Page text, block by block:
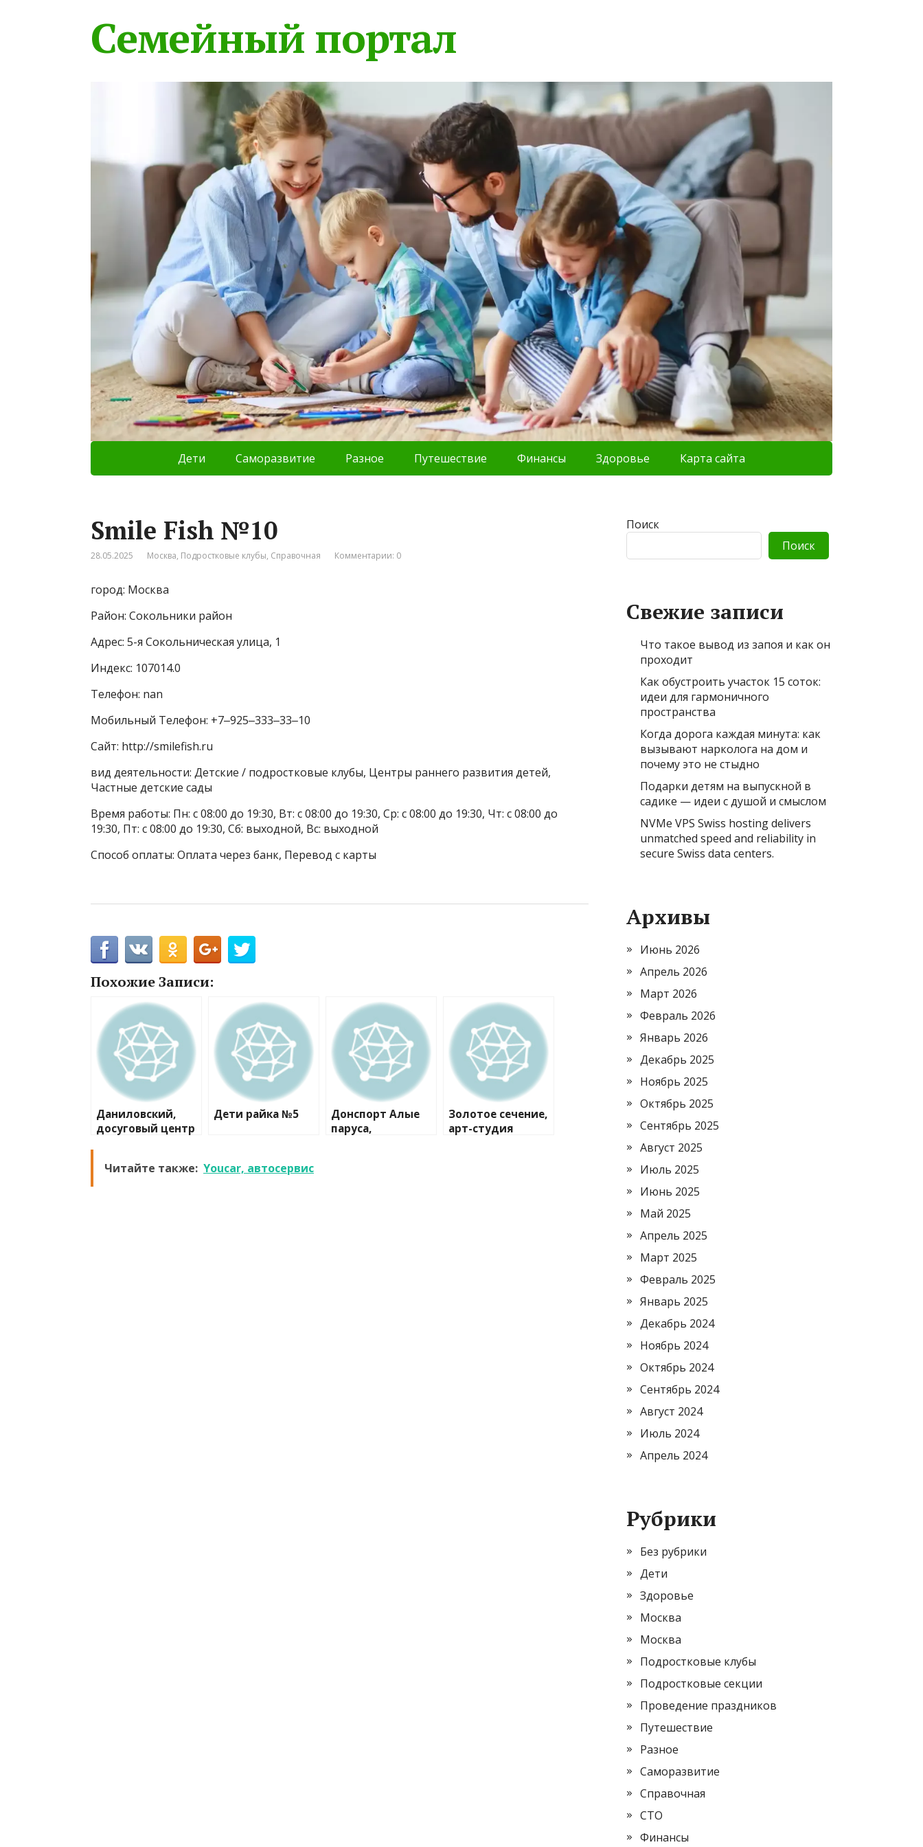
Семейный портал
Дети Саморазвитие Разное Путешествие Финансы Здоровье Карта сайта
Smile Fish №10
28.05.2025 Москва, Подростковые клубы, Справочная Комментарии: 0
город: Москва
Район: Сокольники район
Адрес: 5-я Сокольническая улица, 1
Индекс: 107014.0
Телефон: nan
Мобильный Телефон: +7‒925‒333‒33‒10
Сайт: http://smilefish.ru
вид деятельности: Детские / подростковые клубы, Центры раннего развития детей,
Частные детские сады
Время работы: Пн: с 08:00 до 19:30, Вт: с 08:00 до 19:30, Ср: с 08:00 до 19:30, Чт: с 08:00 до
19:30, Пт: с 08:00 до 19:30, Сб: выходной, Вс: выходной
Способ оплаты: Оплата через банк, Перевод с карты
Похожие Записи:
Даниловский,
досуговый центр
Дети райка №5
Донспорт Алые
паруса,
Золотое сечение,
арт-студия
Читайте также: Youcar, автосервис
Поиск
Поиск
Свежие записи
Что такое вывод из запоя и как он
проходит
Как обустроить участок 15 соток:
идеи для гармоничного
пространства
Когда дорога каждая минута: как
вызывают нарколога на дом и
почему это не стыдно
Подарки детям на выпускной в
садике — идеи с душой и смыслом
NVMe VPS Swiss hosting delivers
unmatched speed and reliability in
secure Swiss data centers.
Архивы
Июнь 2026
Апрель 2026
Март 2026
Февраль 2026
Январь 2026
Декабрь 2025
Ноябрь 2025
Октябрь 2025
Сентябрь 2025
Август 2025
Июль 2025
Июнь 2025
Май 2025
Апрель 2025
Март 2025
Февраль 2025
Январь 2025
Декабрь 2024
Ноябрь 2024
Октябрь 2024
Сентябрь 2024
Август 2024
Июль 2024
Апрель 2024
Рубрики
Без рубрики
Дети
Здоровье
Москва
Москва
Подростковые клубы
Подростковые секции
Проведение праздников
Путешествие
Разное
Саморазвитие
Справочная
СТО
Финансы